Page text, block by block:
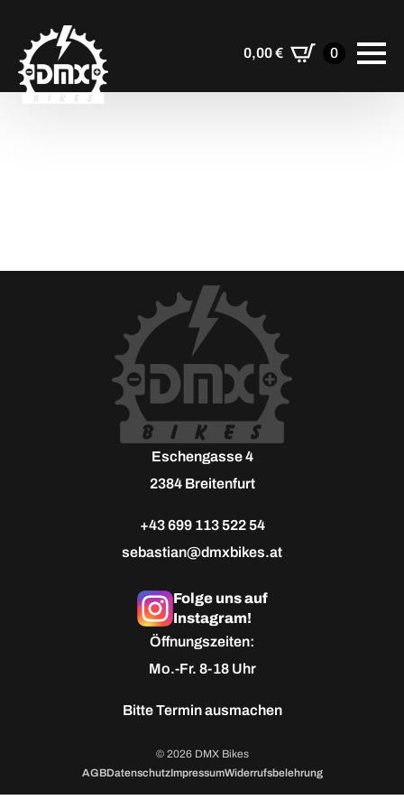
0,00€ 0
Eschengasse 4
2384 Breitenfurt
+43 699 113 522 54
sebastian@dmxbikes.at
Folge uns auf
Instagram!
Öffnungszeiten:
Mo.-Fr. 8-18 Uhr
BitteTermin ausmachen
© 2026 DMX Bikes
AGBDatenschutzImpressumWiderrufsbelehrung